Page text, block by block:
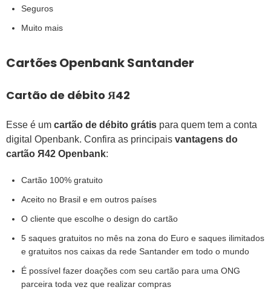
Seguros
Muito mais
Cartões Openbank Santander
Cartão de débito Я42
Esse é um cartão de débito grátis para quem tem a conta
digital Openbank. Confira as principais vantagens do
cartão Я42 Openbank:
Cartão 100% gratuito
Aceito no Brasil e em outros países
O cliente que escolhe o design do cartão
5 saques gratuitos no mês na zona do Euro e saques ilimitados
e gratuitos nos caixas da rede Santander em todo o mundo
É possível fazer doações com seu cartão para uma ONG
parceira toda vez que realizar compras